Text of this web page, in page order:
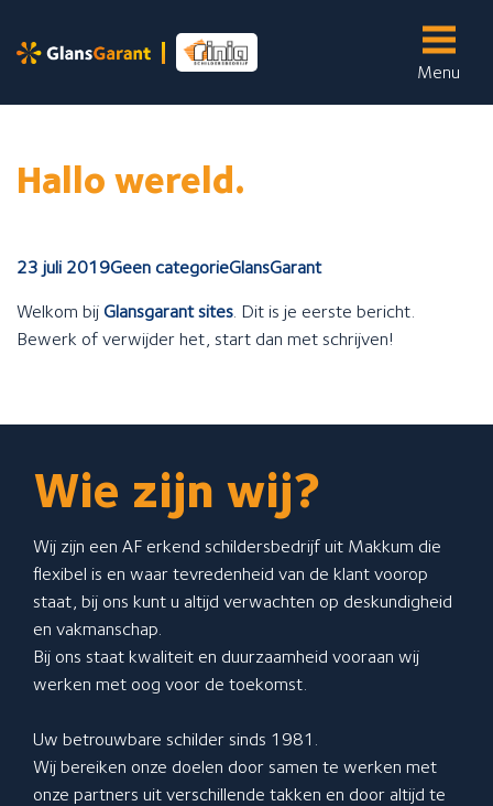
to
Menu
Wij bieden de volgende services aan:
Buitenschilderwerk
Houtrotreparatie
Wandafwerking
Over GlansGarant
Een offerte aanvragen
Rinia Schildersbedrijf
Onze contactgegevens
8754 HG Makkum
Stuur een bericht
Hallo wereld.
23 juli 2019Geen categorieGlansGarant
Welkom bij Glansgarant sites. Dit is je eerste bericht.
Bewerk of verwijder het, start dan met schrijven!
Wie zijn wij?
Wij zijn een AF erkend schildersbedrijf uit Makkum die
flexibel is en waar tevredenheid van de klant voorop
staat, bij ons kunt u altijd verwachten op deskundigheid
en vakmanschap.
Bij ons staat kwaliteit en duurzaamheid vooraan wij
werken met oog voor de toekomst.
Uw betrouwbare schilder sinds 1981.
Wij bereiken onze doelen door samen te werken met
onze partners uit verschillende takken en door altijd te